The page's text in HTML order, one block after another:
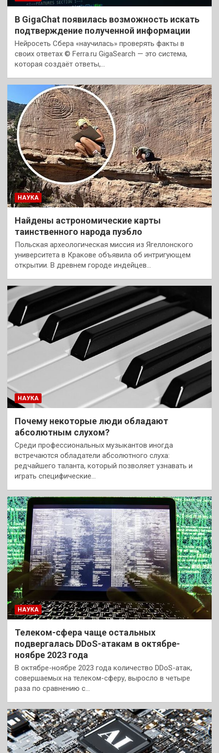
В GigaChat появилась возможность искать
подтверждение полученной информации
Нейросеть Сбера «научилась» проверять факты в
своих ответах © Ferra.ru GigaSearch — это система,
которая создаёт ответы,…
НАУКА
Найдены астрономические карты
таинственного народа пуэбло
Польская археологическая миссия из Ягеллонского
университета в Кракове объявила об интригующем
открытии. В древнем городе индейцев…
НАУКА
Почему некоторые люди обладают
абсолютным слухом?
Среди профессиональных музыкантов иногда
встречаются обладатели абсолютного слуха:
редчайшего таланта, который позволяет узнавать и
играть специфические…
НАУКА
Телеком-сфера чаще остальных
подвергалась DDoS-атакам в октябре-
ноябре 2023 года
В октябре-ноябре 2023 года количество DDoS-атак,
совершаемых на телеком-сферу, выросло в четыре
раза по сравнению с…